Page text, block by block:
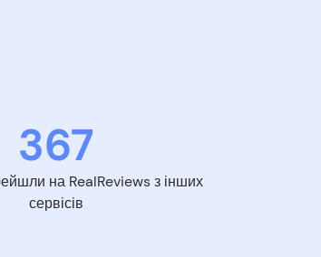
367
на RealReviews з інших
сервісів